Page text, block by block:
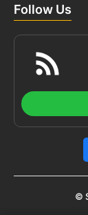
Follow Us
©